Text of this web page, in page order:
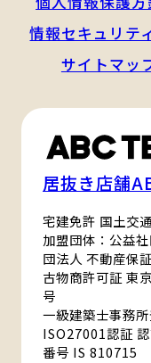
情報セキュリテ
サイトマッ
居抜き店舗
宅建免許 国土交
加盟団体：公益
団法人 不動産保
古物商許可証 東
号
一級建築士事務
ISO27001認証
番号 IS 810715